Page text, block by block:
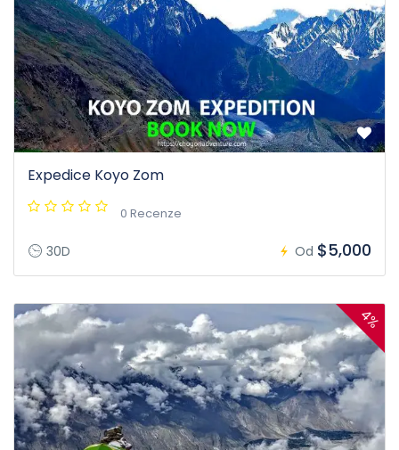
Expedice Koyo Zom
0 Recenze
30D Od $5,000
4%